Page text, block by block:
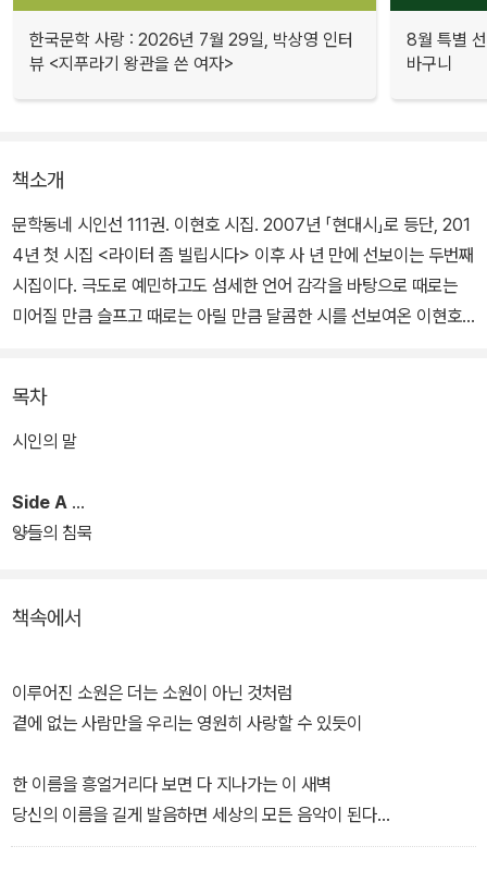
한국문학 사랑 : 2026년 7월 29일, 박상영 인터
뷰 <지푸라기 왕관을 쓴 여자>
8월 특별
바구니
책소개
문학동네 시인선 111권. 이현호 시집. 2007년 「현대시」로 등단, 201
4년 첫 시집 <라이터 좀 빌립시다> 이후 사 년 만에 선보이는 두번째
시집이다. 극도로 예민하고도 섬세한 언어 감각을 바탕으로 때로는
미어질 만큼 슬프고 때로는 아릴 만큼 달콤한 시를 선보여온 이현호.
문장이자, 바로 이현호 시를 설명할 결정적인 한 문장이기도 하겠다.
리게도 하는 'Side A' 그리고 'Side B'라는 구성. 그래서일까? 이번에
선보이는 그의 신작 시집은 빙글빙글 돌아가는 LP의 음색처럼 따뜻
로 가득하다. 총 60편의 시, 60개의 곡으로 구성된 <아름다웠던 사
(record) 하나의 음반이라고도 말할 수 있겠다.
목차
시인의 말
Side A
양들의 침묵
책속에서
이루어진 소원은 더는 소원이 아닌 것처럼
곁에 없는 사람만을 우리는 영원히 사랑할 수 있듯이
한 이름을 흥얼거리다 보면 다 지나가는 이 새벽
당신의 이름을 길게 발음하면 세상의 모든 음악이 된다